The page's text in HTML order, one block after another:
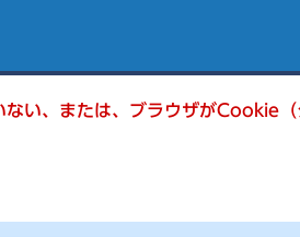
い、または、ブラウザがCookie